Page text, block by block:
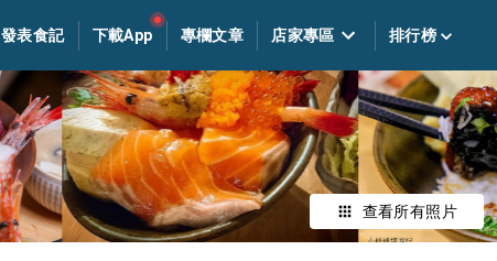
發表食記 下載App 專欄文章 店家專區 排行榜
查看所有照片